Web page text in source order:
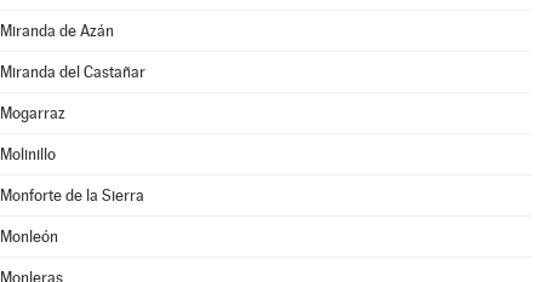
Miranda de Azán
Miranda del Castañar
Mogarraz
Molinillo
Monforte de la Sierra
Monleón
Monleras